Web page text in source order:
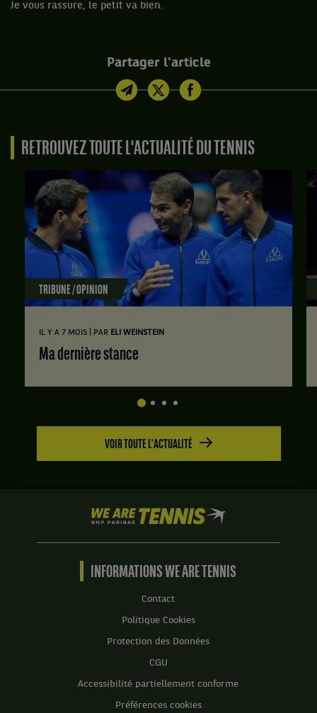
Je vous rassure, le petit va bien.
Partager l'article
RETROUVEZ TOUTE L'ACTUALITÉ DU TENNIS
TRIBUNE / OPINION
IL Y A 7 MOIS PAR ELI WEINSTEIN
Ma dernière stance
VOIR TOUTE L'ACTUALITÉ
We
are
Tennis
BNP
Accueil
INFORMATIONS WE ARE TENNIS
Contact
Politique Cookies
Protection des Données
CGU
Accessibilité partiellement conforme
Préférences cookies